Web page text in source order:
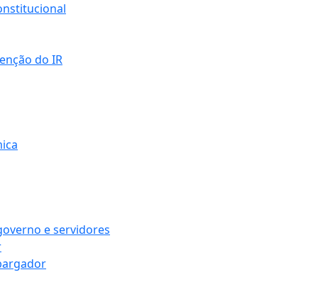
do IR
e servidores